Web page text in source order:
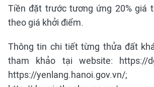
Tiền đặt trước tương ứng 20% giá
theo giá khởi điểm.
Thông tin chi tiết từng thửa đất
tham khảo tại website: https://
https://yenlang.hanoi.gov.vn/;